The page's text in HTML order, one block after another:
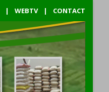
| WEBTV | CONTACT